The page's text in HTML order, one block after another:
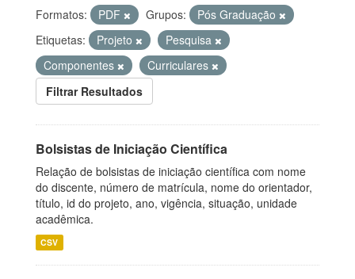
Formatos: PDF Grupos:
Pós Graduação
Etiquetas:
Projeto
Pesquisa
Componentes
Curriculares
Filtrar Resultados
Bolsistas de Iniciação Científica
Relação de bolsistas de iniciação científica com nome
do discente, número de matrícula, nome do orientador,
título, id do projeto, ano, vigência, situação, unidade
acadêmica.
CSV